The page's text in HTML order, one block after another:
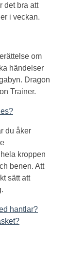
det bra att
i veckan.
om
händelser
Dragon
Trainer.
du åker
kroppen
benen. Att
sätt att
hantlar?